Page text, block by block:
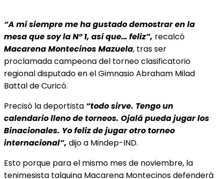
“A mí siempre me ha gustado demostrar en la
mesa que soy la N° 1, así que… feliz”, recalcó
Macarena Montecinos Mazuela, tras ser
proclamada campeona del torneo clasificatorio
regional disputado en el Gimnasio Abraham Milad
Battal de Curicó.
Precisó la deportista “todo sirve. Tengo un
calendario lleno de torneos. Ojalá pueda jugar los
Binacionales. Yo feliz de jugar otro torneo
internacional”, dijo a Mindep-IND.
Esto porque para el mismo mes de noviembre, la
tenimesista talquina Macarena Montecinos defenderá